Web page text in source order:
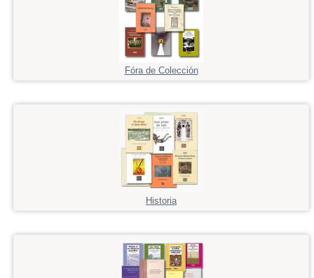
Fóra de Colección
Historia